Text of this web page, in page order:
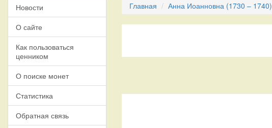
Новости
О сайте
Как пользоваться
ценником
О поиске монет
Статистика
Обратная связь
Главная Анна Иоанновна (1730 – 1740)